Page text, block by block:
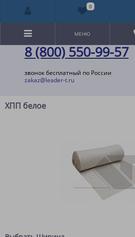
8 (800) 550-99-57
звонок бесплатный по России
zakaz@leader-t.ru
МЕНЮ
ХПП белое
0